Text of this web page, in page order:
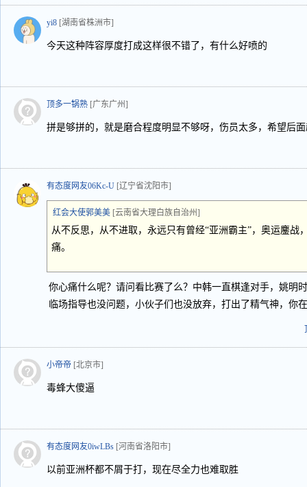
yi8 [湖南省株洲市]
今天这种阵容厚度打成这样很不错了，有什么好喷的
顶多一锅熟 [广东广州]
拼是够拼的，就是磨合程度明显不够呀，伤员太多，希望后
有态度网友06Kc-U [辽宁省沈阳市]
红会大使郭美美 [云南省大理白族自治州]
从不反思，从不进取，永远只有曾经“亚洲霸主”，奥运鏖战
痛。
你心痛什么呢？请问看比赛了么？中韩一直棋逢对手，姚明
临场指导也没问题，小伙子们也没放弃，打出了精气神，你
小帝帝 [北京市]
毒蜂大傻逼
有态度网友0iwLBs [河南省洛阳市]
以前亚洲杯都不屑于打，现在尽全力也难取胜